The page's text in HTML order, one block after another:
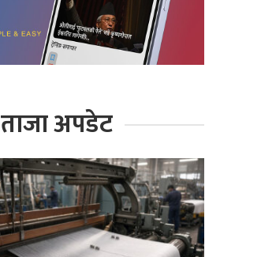
ताजा अपडेट